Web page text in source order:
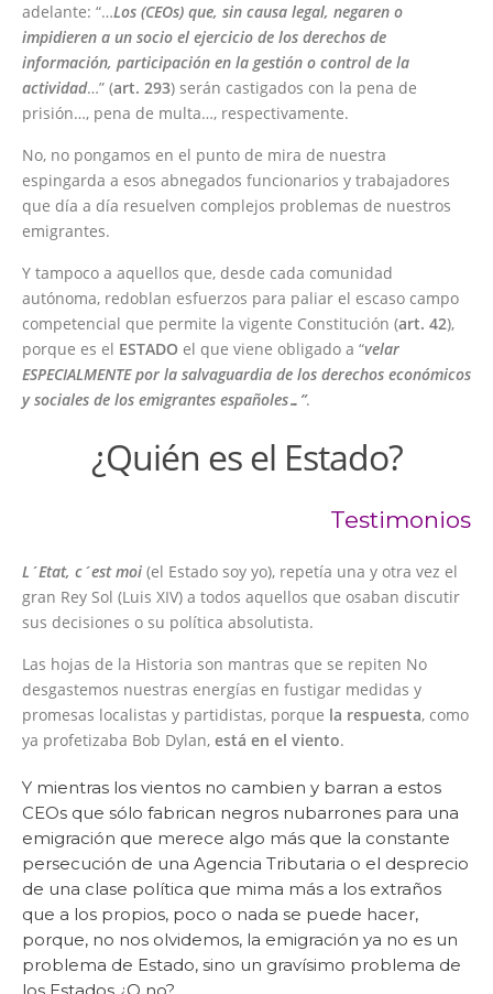
adelante: “…Los (CEOs) que, sin causa legal, negaren o
impidieren a un socio el ejercicio de los derechos de
información, participación en la gestión o control de la
actividad…” (art. 293) serán castigados con la pena de
prisión…, pena de multa…, respectivamente.
No, no pongamos en el punto de mira de nuestra
espingarda a esos abnegados funcionarios y trabajadores
que día a día resuelven complejos problemas de nuestros
emigrantes.
Y tampoco a aquellos que, desde cada comunidad
autónoma, redoblan esfuerzos para paliar el escaso campo
competencial que permite la vigente Constitución (art. 42),
porque es el ESTADO el que viene obligado a “velar
ESPECIALMENTE por la salvaguardia de los derechos económicos
y sociales de los emigrantes españoles…”.
¿Quién es el Estado?
Testimonios
L´Etat, c´est moi (el Estado soy yo), repetía una y otra vez el
gran Rey Sol (Luis XIV) a todos aquellos que osaban discutir
sus decisiones o su política absolutista.
Las hojas de la Historia son mantras que se repiten No
desgastemos nuestras energías en fustigar medidas y
promesas localistas y partidistas, porque la respuesta, como
ya profetizaba Bob Dylan, está en el viento.
Y mientras los vientos no cambien y barran a estos
CEOs que sólo fabrican negros nubarrones para una
emigración que merece algo más que la constante
persecución de una Agencia Tributaria o el desprecio
de una clase política que mima más a los extraños
que a los propios, poco o nada se puede hacer,
porque, no nos olvidemos, la emigración ya no es un
problema de Estado, sino un gravísimo problema de